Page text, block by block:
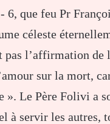
6, que feu Pr
céleste
pas l’affirmation
sur la mort,
Le Père Folivi a
à servir les autres,